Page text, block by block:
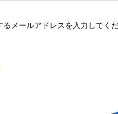
るメールアドレスを入力してく